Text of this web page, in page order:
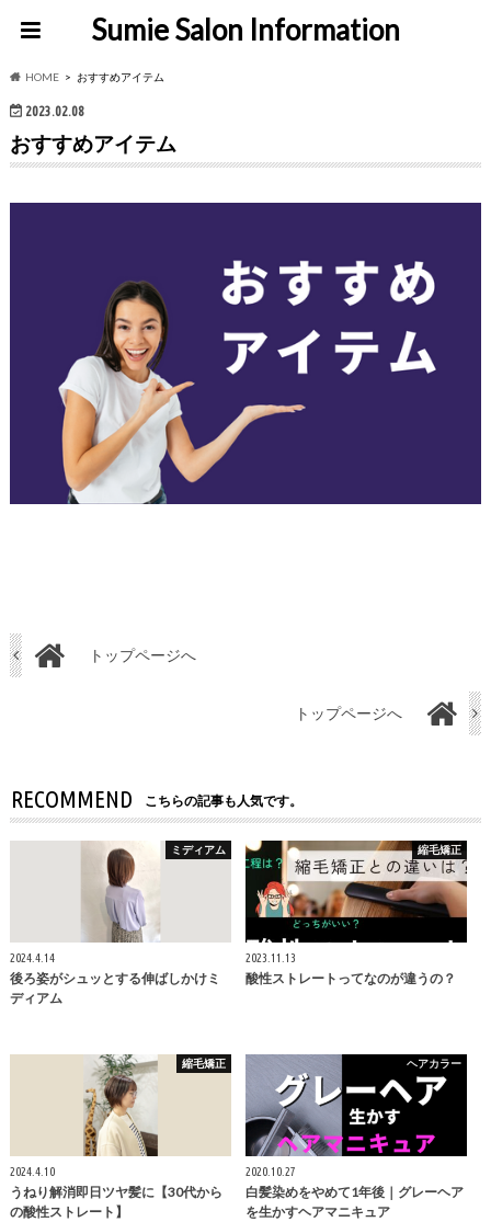
Sumie Salon Information
HOME おすすめアイテム
2023.02.08
おすすめアイテム
トップページへ
トップページへ
RECOMMEND こちらの記事も人気です。
ミディアム
2024.4.14
後ろ姿がシュッとする伸ばしかけミ
ディアム
縮毛矯正
2023.11.13
酸性ストレートってなのが違うの？
縮毛矯正
2024.4.10
うねり解消即日ツヤ髪に【30代から
の酸性ストレート】
ヘアカラー
2020.10.27
白髪染めをやめて1年後｜グレーヘア
を生かすヘアマニキュア